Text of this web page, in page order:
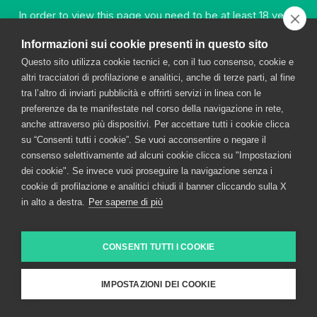
Broletto 35, 20121 MILANO
00720670157 – Tax and VAT code no.: 00720670157
share capital Euro 1,500,000.00 VAT
In order to view this page you need to be at least 18 years
YES
NO
Informazioni sui cookie presenti in questo sito
Questo sito utilizza cookie tecnici e, con il tuo consenso, cookie e
altri tracciatori di profilazione e analitici, anche di terze parti, al fine
tra l’altro di inviarti pubblicità e offrirti servizi in linea con le
preferenze da te manifestate nel corso della navigazione in rete,
anche attraverso più dispositivi. Per accettare tutti i cookie clicca
su “Consenti tutti i cookie”. Se vuoi acconsentire o negare il
consenso selettivamente ad alcuni cookie clicca su "Impostazioni
dei cookie". Se invece vuoi proseguire la navigazione senza i
cookie di profilazione e analitici chiudi il banner cliccando sulla X
in alto a destra. Per saperne di più
CONSENTI TUTTI I COOKIE
IMPOSTAZIONI DEI COOKIE